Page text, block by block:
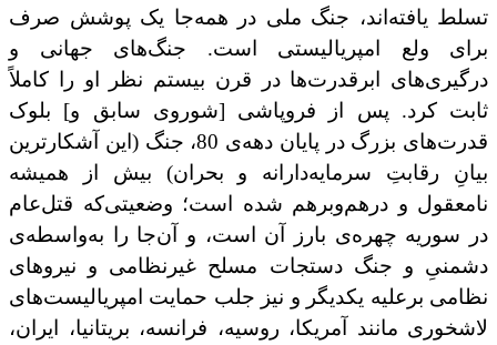
تسلط یافته‌اند، جنگ ملی در همه‌جا یک پوشش صرف
برای ولع امپریالیستی است. جنگ‌های جهانی و
درگیری‌های ابرقدرت‌ها در قرن بیستم نظر او را کاملاً
ثابت کرد. پس از فروپاشی [شوروی سابق و] بلوک
قدرت‌های بزرگ در پایان دهه‌ی 80، جنگ (این آشکارترین
بیانِ رقابتِ سرمایه‌دارانه و بحران) بیش از همیشه
نامعقول و درهم‌وبرهم شده است؛ وضعیتی‌که قتل‌عام
در سوریه چهره‌ی بارز آن است، و آن‌جا را به‌واسطه‌ی
دشمنیِ و جنگ دستجات مسلح غیرنظامی و نیروهای
نظامی برعلیه یکدیگر و نیز جلب حمایت امپریالیست‌های
لاشخوری مانند آمریکا، روسیه، فرانسه، بریتانیا، ایران،